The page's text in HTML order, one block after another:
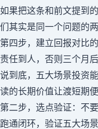
如果把这条和前文提到
们其实是同一个问题的两
第四步，建立回报对比
责任到人，否则三个月
说到底，五大场景投资
读的长期价值让渡短期便
第二步，选点验证：不
跑通闭环，验证五大场